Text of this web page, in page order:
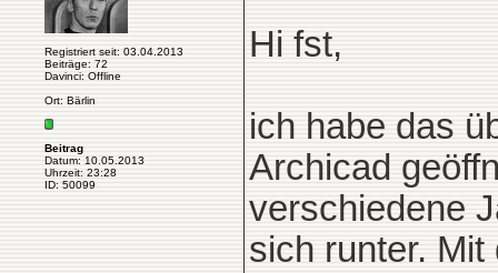
Registriert seit: 03.04.2013
Beiträge: 72
Davinci: Offline
Ort: Bärlin
Beitrag
Datum: 10.05.2013
Uhrzeit: 23:28
ID: 50099
Hi fst,
ich habe das
Archicad
verschiedene
sich runter.